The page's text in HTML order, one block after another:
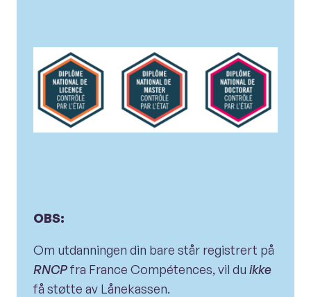
OBS:
Om utdanningen din bare står registrert på
RNCPfra France Compétences, vil du ikke
få støtte av Lånekassen.